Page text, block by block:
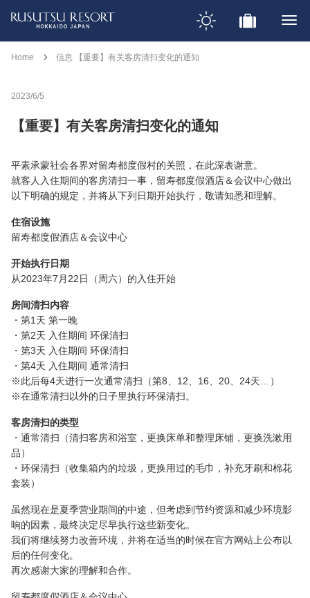
Home 信息 【重要】有关客房清扫变化的通知
2023/6/5
【重要】有关客房清扫变化的通知
平素承蒙社会各界对留寿都度假村的关照，在此深表谢意。
就客人入住期间的客房清扫一事，留寿都度假酒店＆会议中心做出
以下明确的规定，并将从下列日期开始执行，敬请知悉和理解。
住宿设施
留寿都度假酒店＆会议中心
开始执行日期
从2023年7月22日（周六）的入住开始
房间清扫内容
・第1天 第一晚
・第2天 入住期间 环保清扫
・第3天 入住期间 环保清扫
・第4天 入住期间 通常清扫
※此后每4天进行一次通常清扫（第8、12、16、20、24天…）
※在通常清扫以外的日子里执行环保清扫。
客房清扫的类型
・通常清扫（清扫客房和浴室，更换床单和整理床铺，更换洗漱用
品）
・环保清扫（收集箱内的垃圾，更换用过的毛巾，补充牙刷和棉花
套装）
虽然现在是夏季营业期间的中途，但考虑到节约资源和减少环境影
响的因素，最终决定尽早执行这些新变化。
我们将继续努力改善环境，并将在适当的时候在官方网站上公布以
后的任何变化。
再次感谢大家的理解和合作。